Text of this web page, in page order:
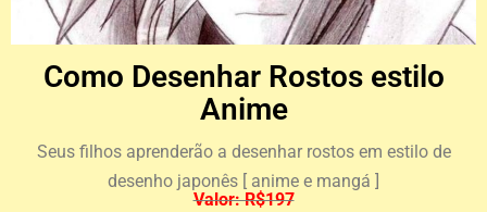
Como Desenhar Rostos estilo
Anime​
Seus filhos aprenderão a desenhar rostos em estilo de
desenho japonês [ anime e mangá ]
Valor: R$197